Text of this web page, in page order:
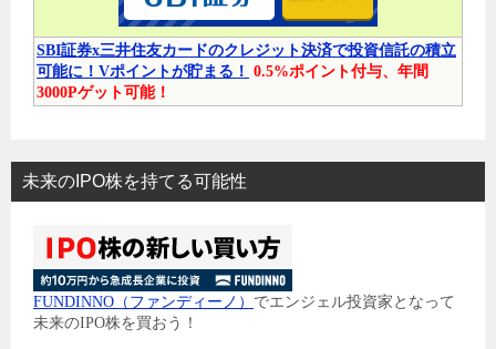
SBI証券x三井住友カードのクレジット決済で投資信託の積立
可能に！Vポイントが貯まる！ 0.5%ポイント付与、年間
3000Pゲット可能！
未来のIPO株を持てる可能性
FUNDINNO（ファンディーノ） でエンジェル投資家となって
未来のIPO株を買おう！